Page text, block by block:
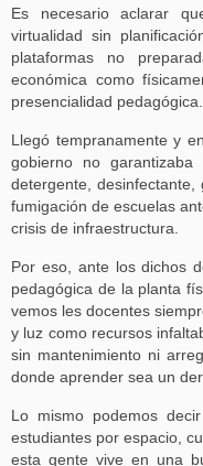
Es necesario aclarar
virtualidad sin
plataformas no
económica como
presencialidad pedagógica.
Llegó tempranamente y
gobierno no
detergente,
fumigación de escuelas
crisis de infraestructura.
Por eso, ante los dichos
pedagógica de la planta
vemos les docentes
y luz como recursos
sin mantenimiento ni
donde aprender sea un
Lo mismo podemos
estudiantes por espacio,
esta gente vive en una